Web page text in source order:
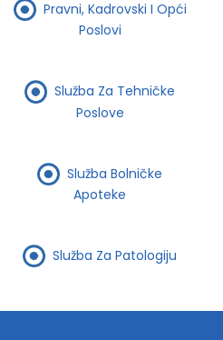
Pravni, Kadrovski I Opći
Poslovi
Služba Za Tehničke
Poslove
Služba Bolničke
Apoteke
Služba Za Patologiju